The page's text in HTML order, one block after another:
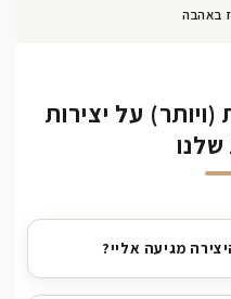
באהבה
על יצירות
מגיעה אליי?